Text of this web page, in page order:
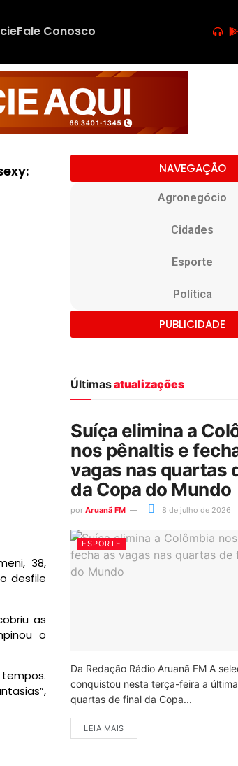
Fale Conosco
38,
desfile
as
o
NAVEGAÇÃO
Agronegócio
Cidades
Esporte
Política
PUBLICIDADE
Últimasatualizações
Suíça elimina a
nos pênaltis e
vagas nas quartas
da Copa do Mundo
por Aruanã FM 8 de julho de 2026
ESPORTE
Da Redação Rádio Aruanã FM A
conquistou nesta terça-feira a
quartas de final da Copa...
LEIA MAIS